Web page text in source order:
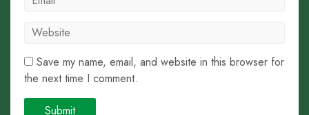
Save my name, email, and website in this browser for
the next time I comment.